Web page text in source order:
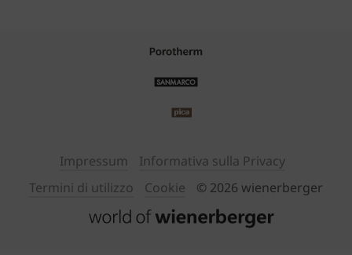
Impressum
Informativa sulla Privacy
Termini di utilizzo
Cookie © 2026 wienerberger